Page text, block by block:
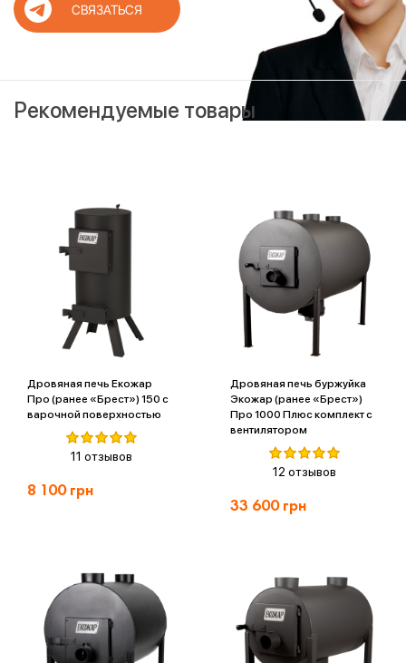
СВЯЗАТЬСЯ
Рекомендуемые товары
Дровяная печь Екожар
Про (ранее «Брест») 150 с
варочной поверхностью
11 отзывов
8 100грн
Дровяная печь буржуйка
Экожар (ранее «Брест»)
Про 1000 Плюс комплект с
вентилятором
12 отзывов
33 600грн